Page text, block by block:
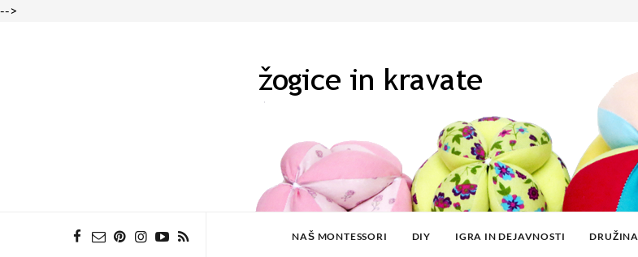
-->
NAŠ MONTESSORI DIY IGRA IN DEJAVNOSTI DRUŽINA